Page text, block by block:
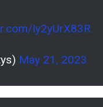
Iy2yUrX83R
May 21, 2023